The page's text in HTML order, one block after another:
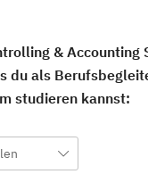
& Accounting
du als
studieren kannst: